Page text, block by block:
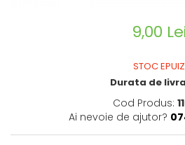
SUPLIMENTE COLESTEROL
SUPLIMENTE RĂCEALĂ- APARAT
SUPLIMENTE ANTIOXIDANȚI-
ANTITUMORAL
SUPLIMENTE URO-GENITAL
9,00
STOC
Durata de
Cod Produs:
Ai nevoie de ajutor?